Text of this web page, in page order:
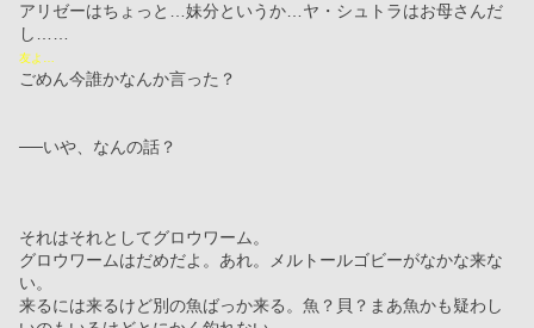
アリゼーはちょっと…妹分というか…ヤ・シュトラはお母さんだ
し……
友よ…
ごめん今誰かなんか言った？
──いや、なんの話？
それはそれとしてグロウワーム。
グロウワームはだめだよ。あれ。メルトールゴビーがなかな来な
い。
来るには来るけど別の魚ばっか来る。魚？貝？まあ魚かも疑わし